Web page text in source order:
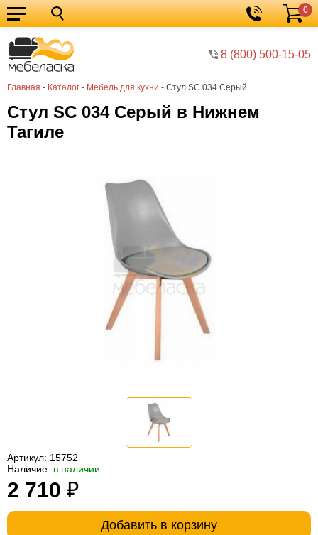
8 (800) 500-15-05
Корзина
0
Главная - Каталог - Мебель для кухни - Стул SC 034 Серый
Кухонные
гарнитуры
Мебель
для
кухни
Мебель
для
спальни
Кровати
Шкафы
Диваны
мешки
Мебель
из
Садовая
Стул SC 034 Серый в Нижнем
Тагиле
Артикул: 15752
Наличие: в наличии
2 710 ₽
Добавить в корзину